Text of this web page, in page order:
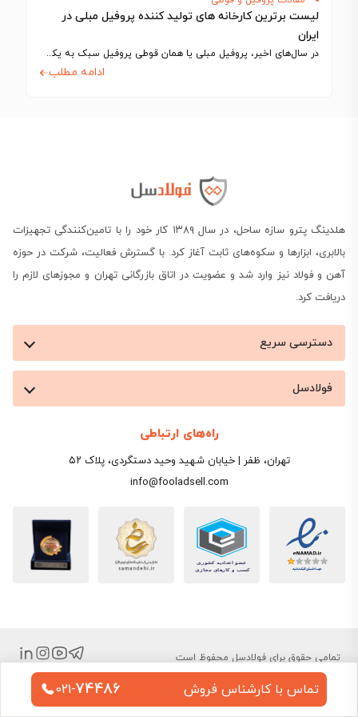
لیست برترین کارخانه های تولید کننده پروفیل مبلی در
ایران
در سال‌های اخیر، پروفیل مبلی یا همان قوطی پروفیل سبک به یکی از حیاتی‌ترین…
ادامه مطلب
هلدینگ پترو سازه ساحل، در سال ۱۳۸۹ کار خود را با تامین‌کنندگی تجهیزات
بالابری، ابزارها و سکوه‌های ثابت آغاز کرد. با گسترش فعالیت، شرکت در حوزه
آهن و فولاد نیز وارد شد و عضویت در اتاق بازرگانی تهران و مجوزهای لازم را
دریافت کرد.
دسترسی سریع
فولادسل
راه‌های ارتباطی
تهران، ظفر | خیابان شهید وحید دستگردی، پلاک ۵۲
info@fooladsell.com
تمامی حقوق برای فولادسل محفوظ است
تماس با کارشناس فروش 021-74486